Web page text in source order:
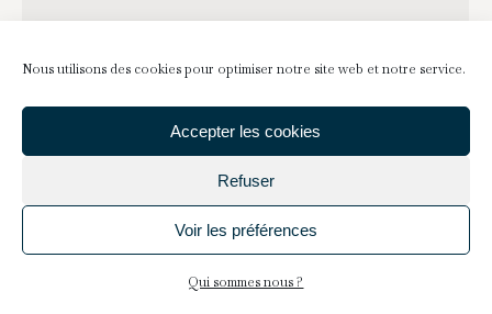
Nous utilisons des cookies pour optimiser notre site web et notre service.
Accepter les cookies
Refuser
Voir les préférences
Qui sommes nous ?